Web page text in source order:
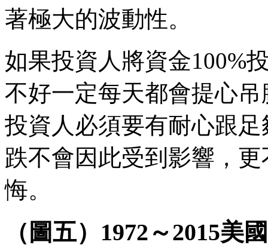
著極大的波動性。
如果投資人將資金100%
不好一定每天都會提心
投資人必須要有耐心跟
跌不會因此受到影響，
悔。
（圖五）1972～2015美